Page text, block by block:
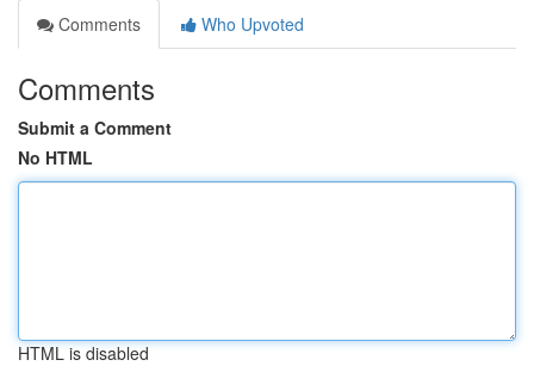
Comments
Who Upvoted
Comments
Submit a Comment
No HTML
HTML is disabled